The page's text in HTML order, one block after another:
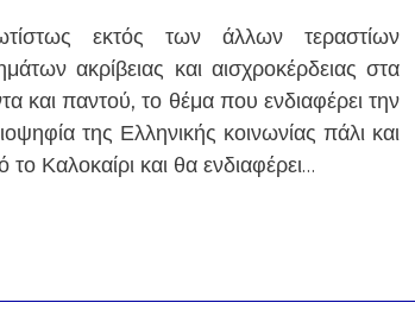
εκτός των άλλων τεραστίων
ακρίβειας και αισχροκέρδειας στα
και παντού, το θέμα που ενδιαφέρει την
της Ελληνικής κοινωνίας πάλι και
το Καλοκαίρι και θα ενδιαφέρει…